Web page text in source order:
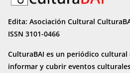
Edita: Asociación Cultural
ISSN 3101-0466
CulturaBAI es un periódico cultural
informar y cubrir eventos